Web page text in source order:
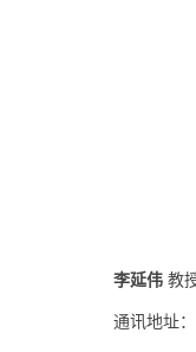
李延伟 教
通讯地址